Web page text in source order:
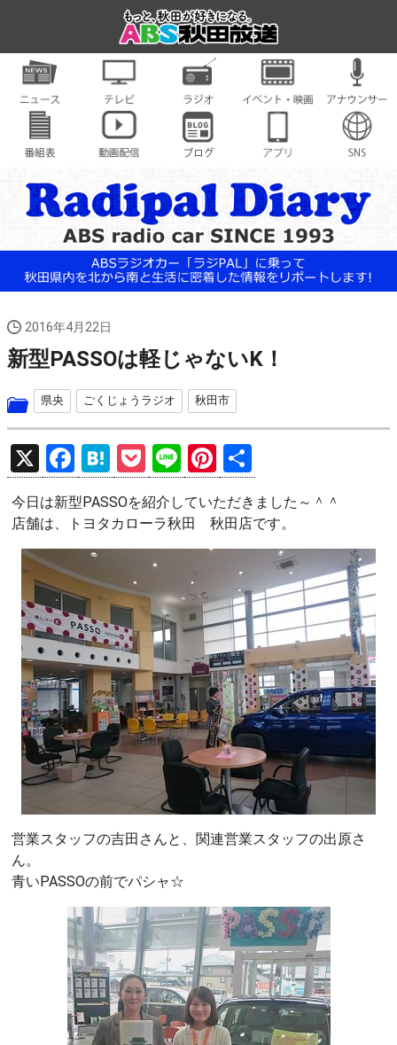
2016年4月22日
新型PASSOは軽じゃないK！
県央 ごくじょうラジオ 秋田市
X
F
a
ce
b
o
o
k
H
at
e
n
P
o
ck
et
Li
n
e
Pi
nt
er
es
有
今日は新型PASSOを紹介していただきました～＾＾
店舗は、トヨタカローラ秋田 秋田店です。
営業スタッフの吉田さんと、関連営業スタッフの出原さ
ん。
青いPASSOの前でパシャ☆